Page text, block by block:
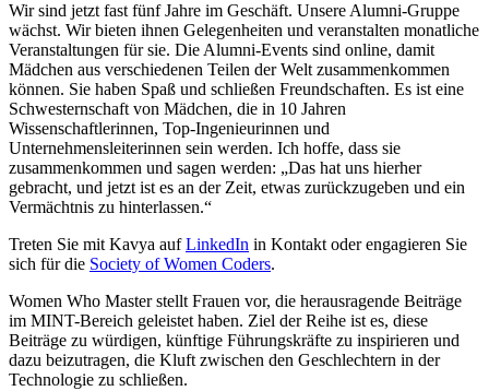
Wir sind jetzt fast fünf Jahre im Geschäft. Unsere Alumni-Gruppe
wächst. Wir bieten ihnen Gelegenheiten und veranstalten monatliche
Veranstaltungen für sie. Die Alumni-Events sind online, damit
Mädchen aus verschiedenen Teilen der Welt zusammenkommen
können. Sie haben Spaß und schließen Freundschaften. Es ist eine
Schwesternschaft von Mädchen, die in 10 Jahren
Wissenschaftlerinnen, Top-Ingenieurinnen und
Unternehmensleiterinnen sein werden. Ich hoffe, dass sie
zusammenkommen und sagen werden: „Das hat uns hierher
gebracht, und jetzt ist es an der Zeit, etwas zurückzugeben und ein
Vermächtnis zu hinterlassen.“
Treten Sie mit Kavya aufLinkedIn in Kontakt oder engagieren Sie
sich für die Society of Women Coders.
Women Who Master stellt Frauen vor, die herausragende Beiträge
im MINT-Bereich geleistet haben. Ziel der Reihe ist es, diese
Beiträge zu würdigen, künftige Führungskräfte zu inspirieren und
dazu beizutragen, die Kluft zwischen den Geschlechtern in der
Technologie zu schließen.